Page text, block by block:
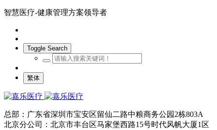
智慧医疗-健康管理方案领导者
Toggle Search
繁体
总部：广东省深圳市宝安区留仙二路中粮商务公园2栋803A
北京分公司：北京市丰台区马家堡西路15号时代风帆大厦1区